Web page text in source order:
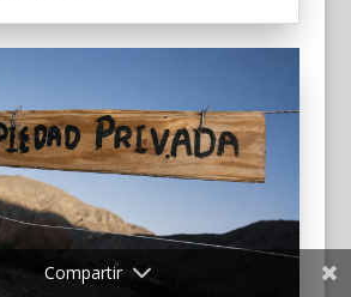
Compartir